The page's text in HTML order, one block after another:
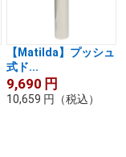
【Matilda】プッシュ
式ド...
9,690 円
10,659 円 （税込）